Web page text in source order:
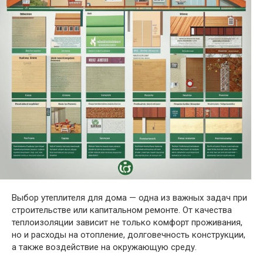
Выбор утеплителя для дома — одна из важных задач при
строительстве или капитальном ремонте. От качества
теплоизоляции зависит не только комфорт проживания,
но и расходы на отопление, долговечность конструкции,
а также воздействие на окружающую среду.